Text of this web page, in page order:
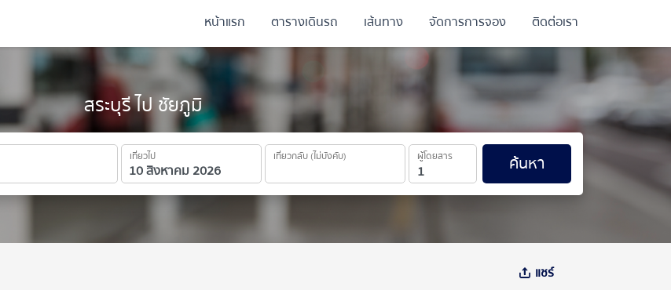
สระบุรี ไป ชัยภูมิ
เที่ยวไป เที่ยวกลับ (ไม่บังคับ) ผู้โดยสาร ค้นหา
หน้าแรก ตารางเดินรถ เส้นทาง จัดการการจอง ติดต่อเรา
แชร์